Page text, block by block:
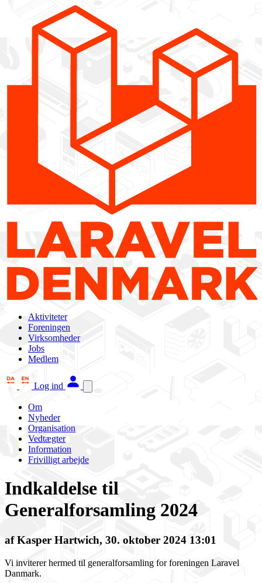
Aktiviteter
Foreningen
Virksomheder
Jobs
Medlem
Log ind
Om
Nyheder
Organisation
Vedtægter
Information
Frivilligt arbejde
Indkaldelse til
Generalforsamling 2024
af Kasper Hartwich, 30. oktober 2024 13:01
Vi inviterer hermed til generalforsamling for foreningen Laravel
Danmark.